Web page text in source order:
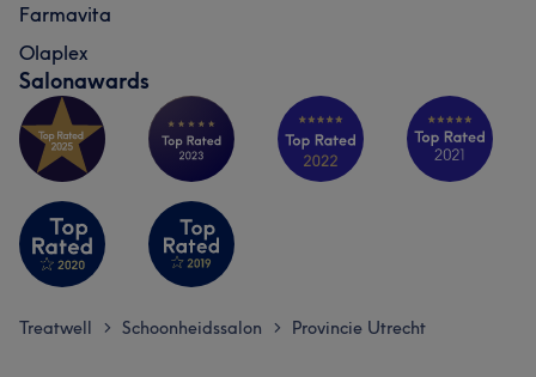
Farmavita
Olaplex
Salonawards
Treatwell > Schoonheidssalon > Provincie Utrecht